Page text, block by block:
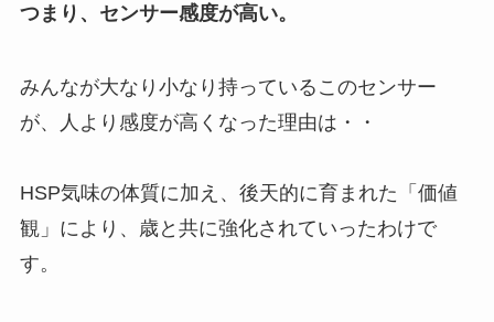
つまり、センサー感度が高い。
みんなが大なり小なり持っているこのセンサー
が、人より感度が高くなった理由は・・
HSP気味の体質に加え、後天的に育まれた「価値
観」により、歳と共に強化されていったわけで
す。